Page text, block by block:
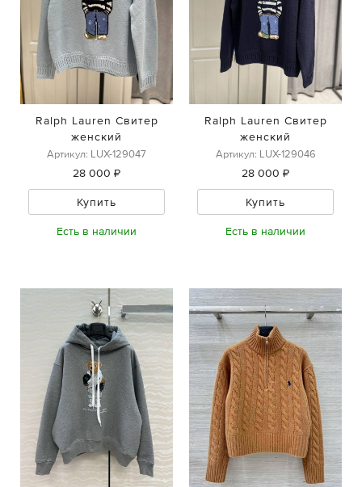
Ralph Lauren Свитер
женский
Артикул: LUX-129047
28 000 ₽
Купить
Есть в наличии
Ralph Lauren Свитер
женский
Артикул: LUX-129046
28 000 ₽
Купить
Есть в наличии